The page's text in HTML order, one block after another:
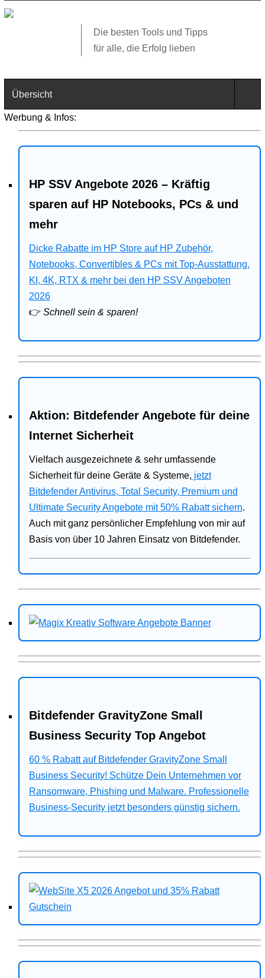
Die besten Tools und Tipps
für alle, die Erfolg lieben
Übersicht
Technik
Web
Business
Angebote
Bitdefender
Ratgeber
Werbung & Infos:
HP SSV Angebote 2026 – Kräftig
sparen auf HP Notebooks, PCs & und
mehr
Dicke Rabatte im HP Store auf HP Zubehör,
Notebooks, Convertibles & PCs mit Top-Ausstattung.
KI, 4K, RTX & mehr bei den HP SSV Angeboten
2026
👉 Schnell sein & sparen!
Aktion: Bitdefender Angebote für deine
Internet Sicherheit
Vielfach ausgezeichnete & sehr umfassende
Sicherheit für deine Geräte & Systeme, jetzt
Bitdefender Antivirus, Total Security, Premium und
Ultimate Security Angebote mit 50% Rabatt sichern.
Auch mit ganz persönlicher Empfehlung von mir auf
Basis von über 10 Jahren Einsatz von Bitdefender.
Bitdefender GravityZone Small
Business Security Top Angebot
60 % Rabatt auf Bitdefender GravityZone Small
Business Security! Schütze Dein Unternehmen vor
Ransomware, Phishing und Malware. Professionelle
Business-Security jetzt besonders günstig sichern.